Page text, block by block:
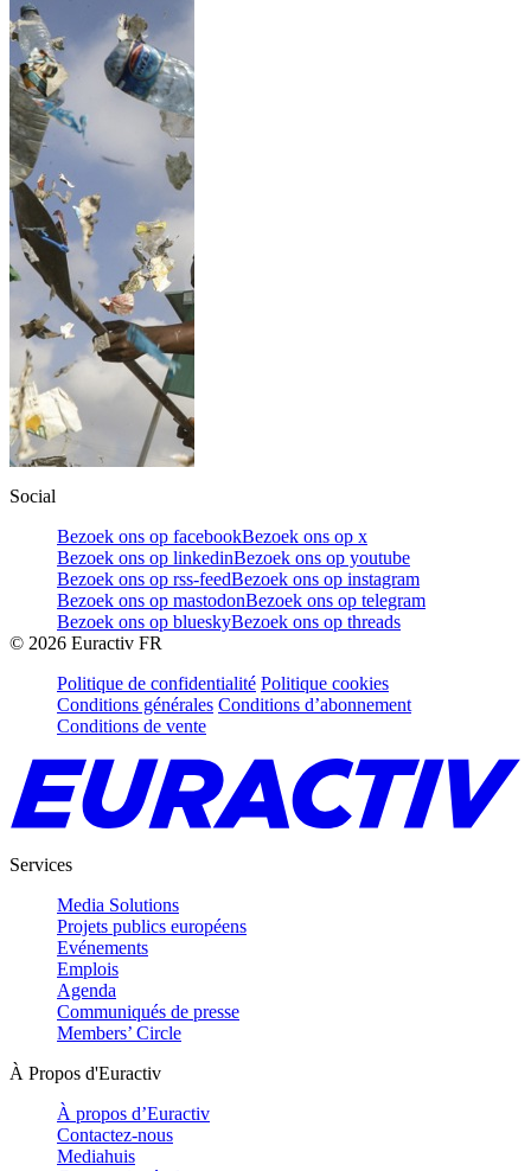
Social
Bezoek ons op facebookBezoek ons op x
Bezoek ons op linkedinBezoek ons op youtube
Bezoek ons op rss-feedBezoek ons op instagram
Bezoek ons op mastodonBezoek ons op telegram
Bezoek ons op blueskyBezoek ons op threads
© 2026 Euractiv FR
Politique de confidentialité Politique cookies
Conditions générales Conditions d’abonnement
Conditions de vente
Services
Media Solutions
Projets publics européens
Evénements
Emplois
Agenda
Communiqués de presse
Members’ Circle
À Propos d'Euractiv
À propos d’Euractiv
Contactez-nous
Mediahuis